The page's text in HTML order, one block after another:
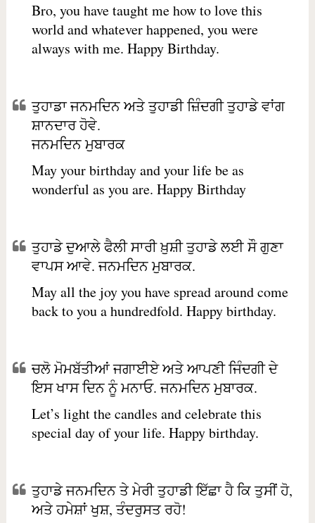
Bro, you have taught me how to love this
world and whatever happened, you were
always with me. Happy Birthday.
ਤੁਹਾਡਾ ਜਨਮਦਿਨ ਅਤੇ ਤੁਹਾਡੀ ਜ਼ਿੰਦਗੀ ਤੁਹਾਡੇ ਵਾਂਗ
ਸ਼ਾਨਦਾਰ ਹੋਵੇ.
ਜਨਮਦਿਨ ਮੁਬਾਰਕ
May your birthday and your life be as
wonderful as you are. Happy Birthday
ਤੁਹਾਡੇ ਦੁਆਲੇ ਫੈਲੀ ਸਾਰੀ ਖ਼ੁਸ਼ੀ ਤੁਹਾਡੇ ਲਈ ਸੌ ਗੁਣਾ
ਵਾਪਸ ਆਵੇ. ਜਨਮਦਿਨ ਮੁਬਾਰਕ.
May all the joy you have spread around come
back to you a hundredfold. Happy birthday.
ਚਲੋ ਮੋਮਬੱਤੀਆਂ ਜਗਾਈਏ ਅਤੇ ਆਪਣੀ ਜਿੰਦਗੀ ਦੇ
ਇਸ ਖਾਸ ਦਿਨ ਨੂੰ ਮਨਾਓ. ਜਨਮਦਿਨ ਮੁਬਾਰਕ.
Let’s light the candles and celebrate this
special day of your life. Happy birthday.
ਤੁਹਾਡੇ ਜਨਮਦਿਨ ਤੇ ਮੇਰੀ ਤੁਹਾਡੀ ਇੱਛਾ ਹੈ ਕਿ ਤੁਸੀਂ ਹੋ,
ਅਤੇ ਹਮੇਸ਼ਾਂ ਖੁਸ਼, ਤੰਦਰੁਸਤ ਰਹੋ!